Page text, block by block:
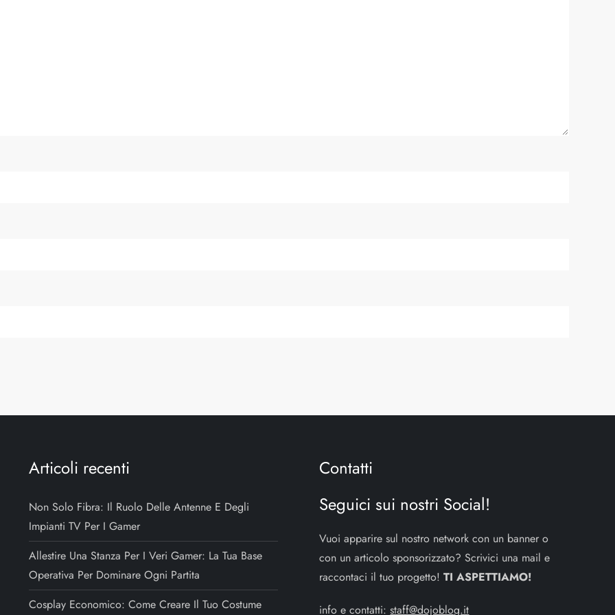
Articoli recenti
Non Solo Fibra: Il Ruolo Delle Antenne E Degli
Impianti TV Per I Gamer
Allestire Una Stanza Per I Veri Gamer: La Tua Base
Operativa Per Dominare Ogni Partita
Cosplay Economico: Come Creare Il Tuo Costume
Contatti
Seguici sui nostri Social!
Vuoi apparire sul nostro network con un banner o
con un articolo sponsorizzato? Scrivici una mail e
raccontaci il tuo progetto!TI ASPETTIAMO!
info e contatti:staff@dojoblog.it